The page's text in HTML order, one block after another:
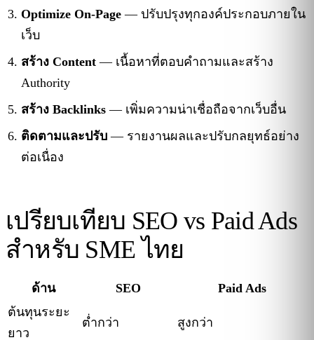
Optimize On-Page — ปรับปรุงทุกองค์ประกอบภายใน
เว็บ
สร้าง Content — เนื้อหาที่ตอบคำถามและสร้าง
Authority
สร้าง Backlinks — เพิ่มความน่าเชื่อถือจากเว็บอื่น
ติดตามและปรับ — รายงานผลและปรับกลยุทธ์อย่าง
ต่อเนื่อง
เปรียบเทียบ SEO vs Paid Ads
สำหรับ SME ไทย
ด้าน SEO
Paid Ads
ต้นทุนระยะ
ยาว
ต่ำกว่า สูงกว่า